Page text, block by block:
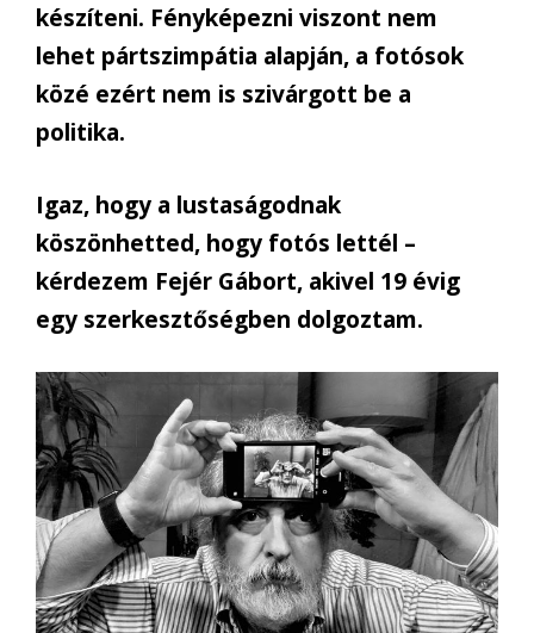
készíteni. Fényképezni viszont nem
lehet pártszimpátia alapján, a fotósok
közé ezért nem is szivárgott be a
politika.
Igaz, hogy a lustaságodnak
köszönhetted, hogy fotós lettél –
kérdezem Fejér Gábort, akivel 19 évig
egy szerkesztőségben dolgoztam.